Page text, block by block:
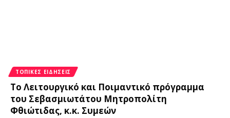
ΤΟΠΙΚΈΣ ΕΙΔΉΣΕΙΣ
Το Λειτουργικό και Ποιμαντικό πρόγραμμα
του Σεβασμιωτάτου Μητροπολίτη
Φθιώτιδας, κ.κ. Συμεών